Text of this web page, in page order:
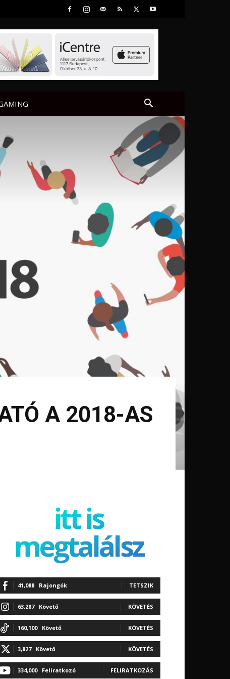
A 2018-AS
itt is
megtalálsz
41,088 Rajongók TETSZIK
63,287 Követő KÖVETÉS
160,100 Követő KÖVETÉS
3,827 Követő KÖVETÉS
334,000 Feliratkozó FELIRATKOZÁS